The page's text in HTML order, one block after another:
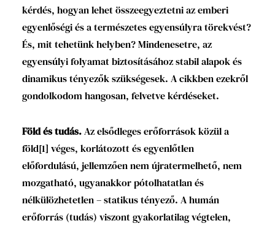
kérdés, hogyan lehet összeegyeztetni az emberi
egyenlőségi és a természetes egyensúlyra törekvést?
És, mit tehetünk helyben? Mindenesetre, az
egyensúlyi folyamat biztosításához stabil alapok és
dinamikus tényezők szükségesek. A cikkben ezekről
gondolkodom hangosan, felvetve kérdéseket.
Föld és tudás.Az elsődleges erőforrások közül a
föld[1] véges, korlátozott és egyenlőtlen
előfordulású, jellemzően nem újratermelhető, nem
mozgatható, ugyanakkor pótolhatatlan és
nélkülözhetetlen – statikus tényező. A humán
erőforrás (tudás) viszont gyakorlatilag végtelen,